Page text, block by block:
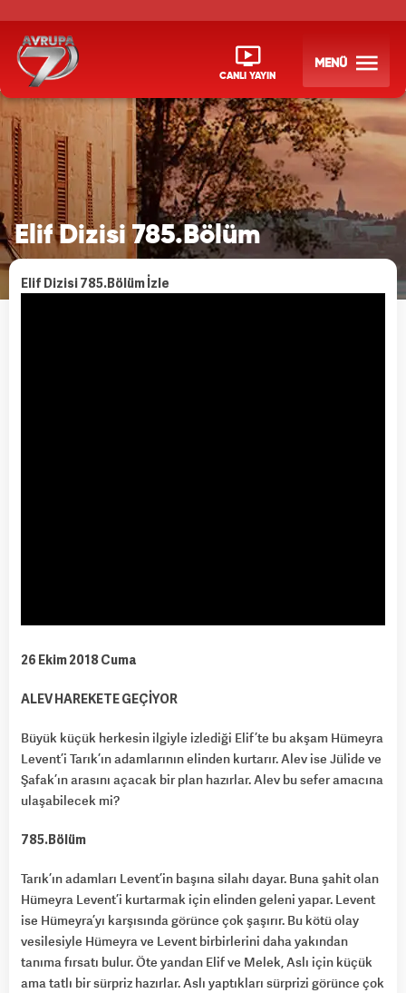
CANLI YAYIN
MENÜ
Elif Dizisi 785.Bölüm
Elif Dizisi 785.Bölüm İzle
26 Ekim 2018 Cuma
ALEV HAREKETE GEÇİYOR
Büyük küçük herkesin ilgiyle izlediği Elif’te bu akşam Hümeyra
Levent’i Tarık’ın adamlarının elinden kurtarır. Alev ise Jülide ve
Şafak’ın arasını açacak bir plan hazırlar. Alev bu sefer amacına
ulaşabilecek mi?
785.Bölüm
Tarık’ın adamları Levent’in başına silahı dayar. Buna şahit olan
Hümeyra Levent’i kurtarmak için elinden geleni yapar. Levent
ise Hümeyra’yı karşısında görünce çok şaşırır. Bu kötü olay
vesilesiyle Hümeyra ve Levent birbirlerini daha yakından
tanıma fırsatı bulur. Öte yandan Elif ve Melek, Aslı için küçük
ama tatlı bir sürpriz hazırlar. Aslı yaptıkları sürprizi görünce çok